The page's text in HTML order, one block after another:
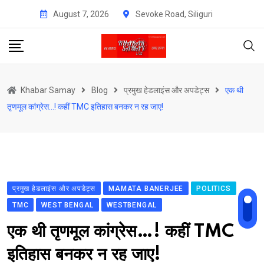
content
August 7, 2026 Sevoke Road, Siliguri
Khabar Samay Blog प्रमुख हेडलाइंस और अपडेट्स
एक थी
तृणमूल कांग्रेस…! कहीं TMC इतिहास बनकर न रह जाए!
प्रमुख हेडलाइंस और अपडेट्स MAMATA BANERJEE
POLITICS
TMC
WEST BENGAL WESTBENGAL
एक थी तृणमूल कांग्रेस…! कहीं TMC
इतिहास बनकर न रह जाए!